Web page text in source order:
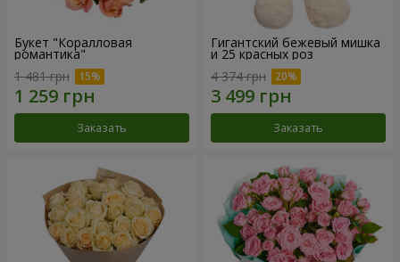
Букет "Коралловая
романтика"
1 481 грн
Заказать
Гигантский бежевый мишка
и 25 красных роз
4 374 грн
Заказать